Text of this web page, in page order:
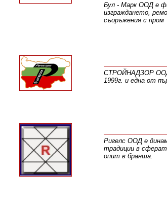
Бул - Марк ООД е
изграждането,
съоръжения с пром
СТРОЙНАДЗОР ООД
1999г. и една от
Ригелс ООД е
традиции в
опит в бранша.